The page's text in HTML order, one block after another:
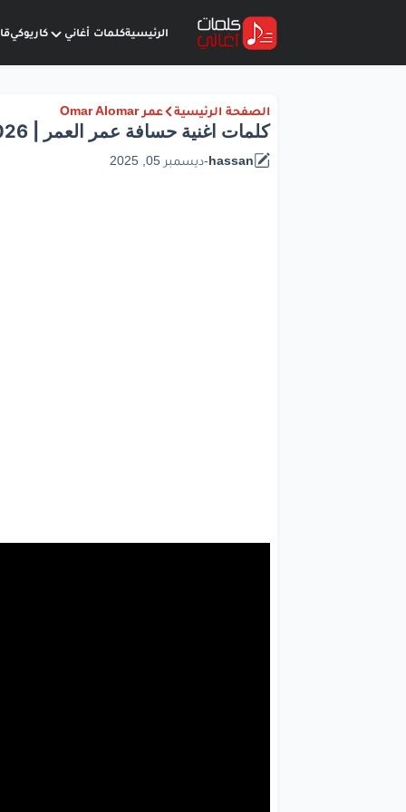
الرئيسيةكلمات أغاني كاريوكي
الصفحة الرئيسية عمر Omar Alomar
كلمات اغنية حسافة عمر العمر | 2026
hassan
-ديسمبر 05, 2025